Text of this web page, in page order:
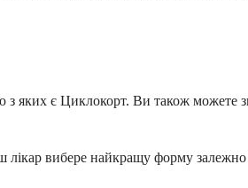
яких є Циклокорт. Ви також можете
вибере найкращу форму залежно